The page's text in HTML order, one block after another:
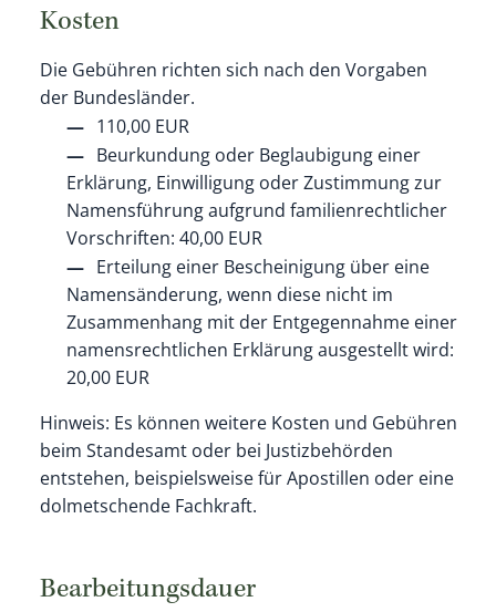
Kosten
Die Gebühren richten sich nach den Vorgaben
der Bundesländer.
110,00 EUR
Beurkundung oder Beglaubigung einer
Erklärung, Einwilligung oder Zustimmung zur
Namensführung aufgrund familienrechtlicher
Vorschriften: 40,00 EUR
Erteilung einer Bescheinigung über eine
Namensänderung, wenn diese nicht im
Zusammenhang mit der Entgegennahme einer
namensrechtlichen Erklärung ausgestellt wird:
20,00 EUR
Hinweis: Es können weitere Kosten und Gebühren
beim Standesamt oder bei Justizbehörden
entstehen, beispielsweise für Apostillen oder eine
dolmetschende Fachkraft.
Bearbeitungsdauer